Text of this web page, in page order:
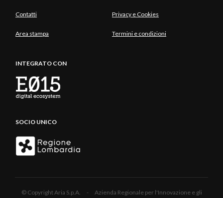
Contatti Privacy e Cookies
Area stampa Termini e condizioni
INTEGRATO CON
SOCIO UNICO
© Copyright Aria S.p.A. - Azienda Regionale per l'Innovazione e gli